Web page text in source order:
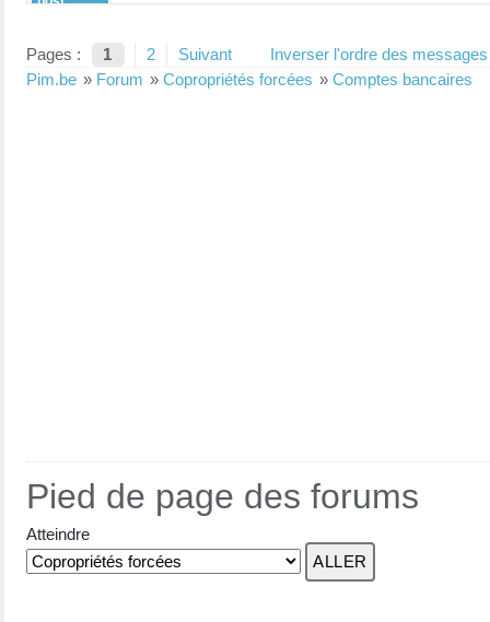
Pages : 1 2 Suivant
Inverser l'ordre des messages
Pim.be » Forum » Copropriétés forcées » Comptes bancaires
Pied de page des forums
Atteindre